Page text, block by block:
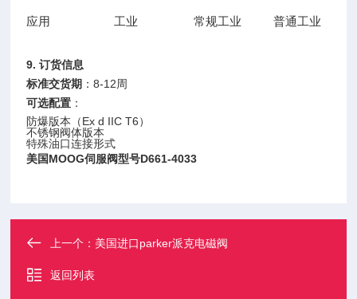
应用 工业 常规工业 普通工业
9. 订货信息
标准交货期 ：8-12周
可选配置 ：
防爆版本（Ex d IIC T6）
不锈钢阀体版本
特殊油口连接形式
美国MOOG伺服阀型号D661-4033
上一个： 美国进口parker派克电磁阀
返回列表